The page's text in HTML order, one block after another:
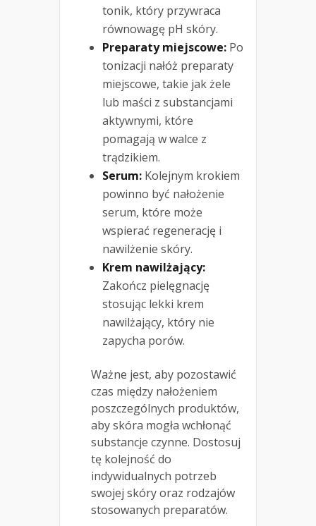
tonik, który przywraca
równowagę pH skóry.
Preparaty miejscowe: Po
tonizacji nałóż preparaty
miejscowe, takie jak żele
lub maści z substancjami
aktywnymi, które
pomagają w walce z
trądzikiem.
Serum: Kolejnym krokiem
powinno być nałożenie
serum, które może
wspierać regenerację i
nawilżenie skóry.
Krem nawilżający:
Zakończ pielęgnację
stosując lekki krem
nawilżający, który nie
zapycha porów.
Ważne jest, aby pozostawić
czas między nałożeniem
poszczególnych produktów,
aby skóra mogła wchłonąć
substancje czynne. Dostosuj
tę kolejność do
indywidualnych potrzeb
swojej skóry oraz rodzajów
stosowanych preparatów.